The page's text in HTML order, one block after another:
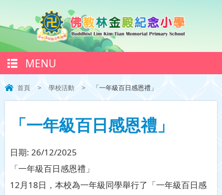
MENU
首頁 > 學校活動 > 「一年級百日感恩禮」
「一年級百日感恩禮」
日期: 26/12/2025
「一年級百日感恩禮」
12月18日，本校為一年級同學舉行了「一年級百日感